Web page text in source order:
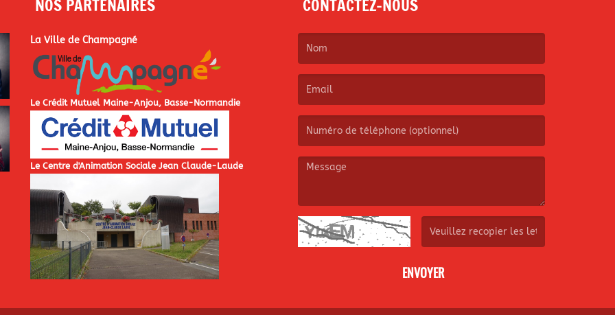
NOS PARTENAIRES
La Ville de Champagné
Le Crédit Mutuel Maine-Anjou, Basse-Normandie
Le Centre d'Animation Sociale Jean Claude-Laude
CONTACTEZ-NOUS
ENVOYER